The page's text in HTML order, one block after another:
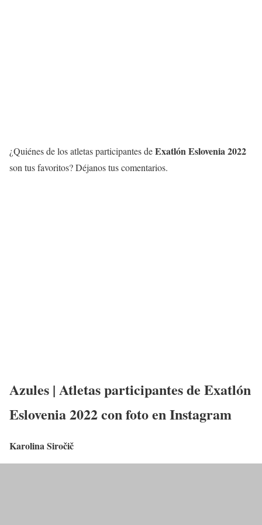
¿Quiénes de los atletas participantes deExatlón Eslovenia 2022
son tus favoritos? Déjanos tus comentarios.
Azules | Atletas participantes de Exatlón
Eslovenia 2022 con foto en Instagram
Karolina Siročič